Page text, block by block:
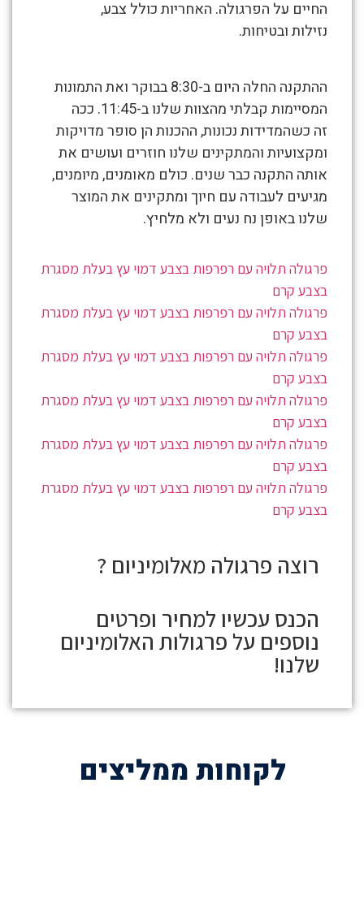
החיים על הפרגולה. האחריות כולל צבע,
נזילות ובטיחות.
ההתקנה החלה היום ב-8:30 בבוקר ואת התמונות
המסיימות קבלתי מהצוות שלנו ב-11:45. ככה
זה כשהמדידות נכונות, ההכנות הן סופר מדויקות
ומקצועיות והמתקינים שלנו חוזרים ועושים את
אותה התקנה כבר שנים. כולם מאומנים, מיומנים,
מגיעים לעבודה עם חיוך ומתקינים את המוצר
שלנו באופן נח נעים ולא מלחיץ.
פרגולה תלויה עם רפרפות בצבע דמוי עץ בעלת מסגרת
בצבע קרם
פרגולה תלויה עם רפרפות בצבע דמוי עץ בעלת מסגרת
בצבע קרם
פרגולה תלויה עם רפרפות בצבע דמוי עץ בעלת מסגרת
בצבע קרם
פרגולה תלויה עם רפרפות בצבע דמוי עץ בעלת מסגרת
בצבע קרם
פרגולה תלויה עם רפרפות בצבע דמוי עץ בעלת מסגרת
בצבע קרם
פרגולה תלויה עם רפרפות בצבע דמוי עץ בעלת מסגרת
בצבע קרם
רוצה פרגולה מאלומיניום ?
הכנס עכשיו למחיר ופרטים
נוספים על פרגולות האלומיניום
שלנו!
לקוחות ממליצים